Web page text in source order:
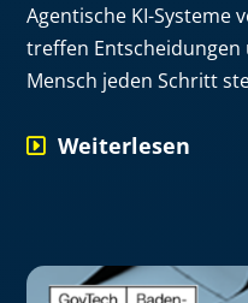
Agentische KI-Systeme
treffen Entscheidungen
Mensch jeden Schritt
Weiterlesen